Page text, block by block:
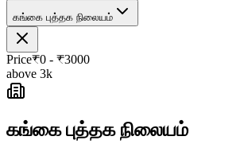
கங்கை புத்தக நிலையம்
Price₹0 - ₹3000
above 3k
கங்கை புத்தக நிலையம்